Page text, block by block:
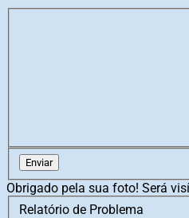
Enviar
Obrigado pela sua foto! Será
Relatório de Problema